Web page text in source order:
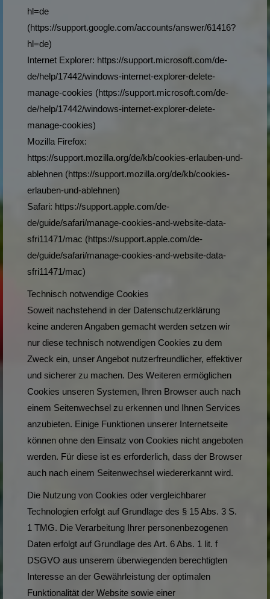
hl=de
(https://support.google.com/accounts/answer/61416?
hl=de)
Internet Explorer: https://support.microsoft.com/de-
de/help/17442/windows-internet-explorer-delete-
manage-cookies (https://support.microsoft.com/de-
de/help/17442/windows-internet-explorer-delete-
manage-cookies)
Mozilla Firefox:
https://support.mozilla.org/de/kb/cookies-erlauben-und-
ablehnen (https://support.mozilla.org/de/kb/cookies-
erlauben-und-ablehnen)
Safari: https://support.apple.com/de-
de/guide/safari/manage-cookies-and-website-data-
sfri11471/mac (https://support.apple.com/de-
de/guide/safari/manage-cookies-and-website-data-
sfri11471/mac)
Technisch notwendige Cookies
Soweit nachstehend in der Datenschutzerklärung
keine anderen Angaben gemacht werden setzen wir
nur diese technisch notwendigen Cookies zu dem
Zweck ein, unser Angebot nutzerfreundlicher, effektiver
und sicherer zu machen. Des Weiteren ermöglichen
Cookies unseren Systemen, Ihren Browser auch nach
einem Seitenwechsel zu erkennen und Ihnen Services
anzubieten. Einige Funktionen unserer Internetseite
können ohne den Einsatz von Cookies nicht angeboten
werden. Für diese ist es erforderlich, dass der Browser
auch nach einem Seitenwechsel wiedererkannt wird.
Die Nutzung von Cookies oder vergleichbarer
Technologien erfolgt auf Grundlage des § 15 Abs. 3 S.
1 TMG. Die Verarbeitung Ihrer personenbezogenen
Daten erfolgt auf Grundlage des Art. 6 Abs. 1 lit. f
DSGVO aus unserem überwiegenden berechtigten
Interesse an der Gewährleistung der optimalen
Funktionalität der Website sowie einer